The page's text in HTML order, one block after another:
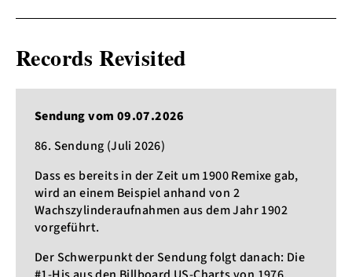
Records Revisited
Sendung vom 09.07.2026
86. Sendung (Juli 2026)
Dass es bereits in der Zeit um 1900 Remixe gab,
wird an einem Beispiel anhand von 2
Wachszylinderaufnahmen aus dem Jahr 1902
vorgeführt.
Der Schwerpunkt der Sendung folgt danach: Die